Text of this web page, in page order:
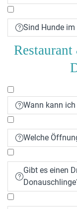
Sind Hunde
Wann kann
Welche

Gibt es einen